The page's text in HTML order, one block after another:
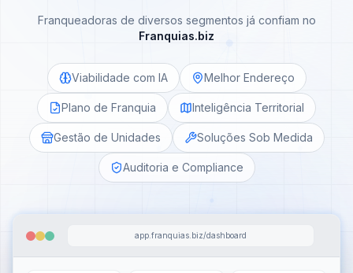
Franqueadoras de diversos segmentos já confiam no
Franquias.biz
Viabilidade com IA Melhor Endereço
Plano de Franquia Inteligência Territorial
Gestão de Unidades Soluções Sob Medida
Auditoria e Compliance
app.franquias.biz/dashboard